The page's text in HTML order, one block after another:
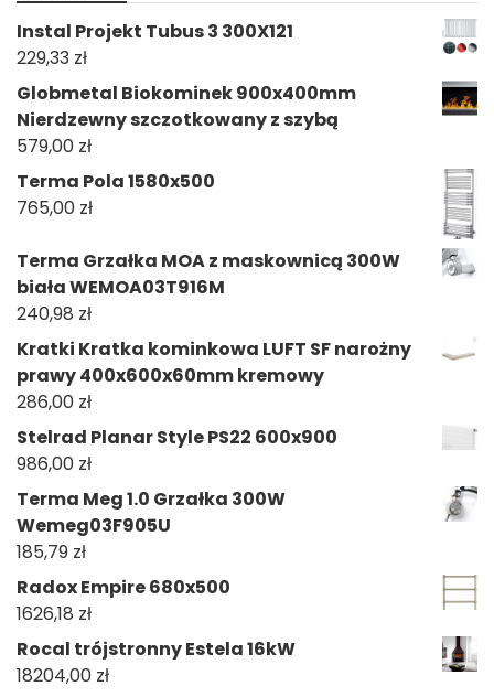
Instal Projekt Tubus 3 300X121
229,33 zł
Globmetal Biokominek 900x400mm
Nierdzewny szczotkowany z szybą
579,00 zł
Terma Pola 1580x500
765,00 zł
Terma Grzałka MOA z maskownicą 300W
biała WEMOA03T916M
240,98 zł
Kratki Kratka kominkowa LUFT SF narożny
prawy 400x600x60mm kremowy
286,00 zł
Stelrad Planar Style PS22 600x900
986,00 zł
Terma Meg 1.0 Grzałka 300W
Wemeg03F905U
185,79 zł
Radox Empire 680x500
1626,18 zł
Rocal trójstronny Estela 16kW
18204,00 zł